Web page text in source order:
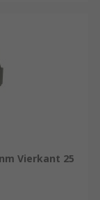
Vierkant 25